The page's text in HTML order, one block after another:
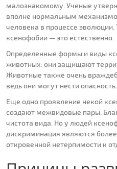
малознакомому. Ученые
вполне нормальным
человека в процессе эволюции.
ксенофобии — это естественно.
Определенные формы и виды
животных: они защищают
Животные также очень
ведь они могут нести опасность.
Еще одно проявление некой
создают межвидовые пары.
чистота вида. Но у людей
дискриминация являются
откровенной нетерпимости к